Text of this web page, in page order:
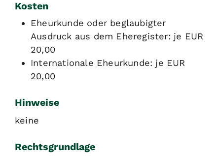
Kosten
Eheurkunde oder beglaubigter
Ausdruck aus dem Eheregister: je EUR
20,00
Internationale Eheurkunde: je EUR
20,00
Hinweise
keine
Rechtsgrundlage